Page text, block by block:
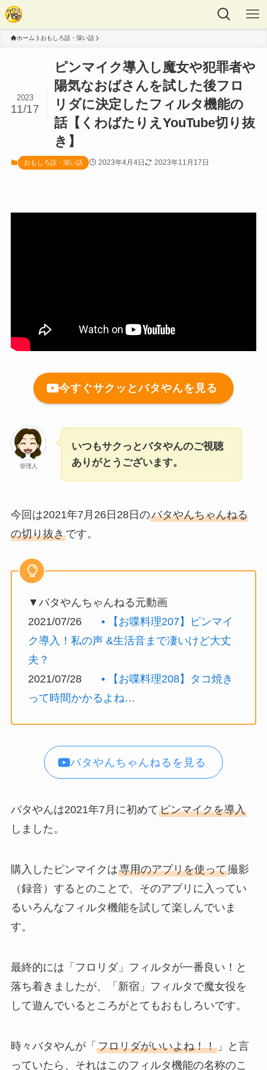
ホーム おもしろ話・深い話
ピンマイク導入し魔女や犯罪者や
陽気なおばさんを試した後フロ
リダに決定したフィルタ機能の
話【くわばたりえYouTube切り抜
き】
2023
11/17
おもしろ話・深い話 2023年4月4日 2023年11月17日
今すぐサクッとバタやんを見る
管理人
いつもサクっとバタやんのご視聴
ありがとうございます。
今回は2021年7月26日28日のバタやんちゃんねる
の切り抜きです。
▼バタやんちゃんねる元動画
2021/07/26
• 【お喋料理207】ピンマイ
ク導入！私の声 &生活音まで凄いけど大丈
夫？
2021/07/28
• 【お喋料理208】タコ焼き
って時間かかるよね…
バタやんちゃんねるを見る
バタやんは2021年7月に初めてピンマイクを導入
しました。
購入したピンマイクは専用のアプリを使って撮影
（録音）するとのことで、そのアプリに入ってい
るいろんなフィルタ機能を試して楽しんでいま
す。
最終的には「フロリダ」フィルタが一番良い！と
落ち着きましたが、「新宿」フィルタで魔女役を
して遊んでいるところがとてもおもしろいです。
時々バタやんが「 フロリダがいいよね！！」と言
っていたら、それはこのフィルタ機能の名称のこ